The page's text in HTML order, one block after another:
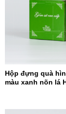
Hộp đựng quà
màu xanh nõn lá